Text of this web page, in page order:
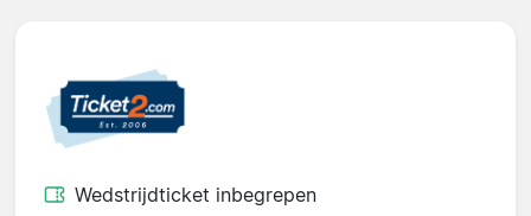
Wedstrijdticket inbegrepen